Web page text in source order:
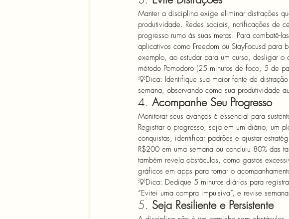
Manter a disciplina exige eliminar distrações
produtividade. Redes sociais, notificações de
progresso rumo às suas metas. Para
aplicativos como Freedom ou StayFocusd para
exemplo, ao estudar para um curso, desligar
método Pomodoro (25 minutos de foco, 5 de
💡Dica: Identifique sua maior fonte de
semana, observando como sua produtividade
4. Acompanhe Seu Progresso
Monitorar seus avanços é essencial para
Registrar o progresso, seja em um diário, um
conquistas, identificar padrões e ajustar
R$200 em uma semana ou concluiu 80% das
também revela obstáculos, como gastos
gráficos em apps para tornar o
💡Dica: Dedique 5 minutos diários para
“Evitei uma compra impulsiva”, e revise
5. Seja Resiliente e Persistente